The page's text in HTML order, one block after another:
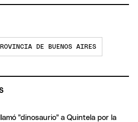
DE BUENOS AIRES
"dinosaurio" a Quintela por la